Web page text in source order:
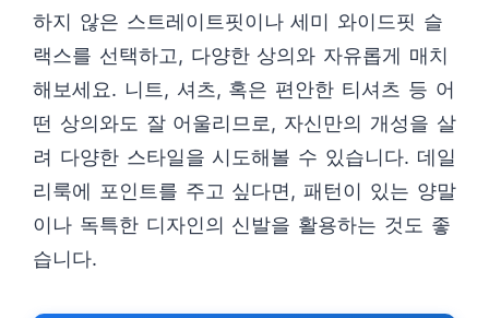
하지 않은 스트레이트핏이나 세미 와이드핏 슬
랙스를 선택하고, 다양한 상의와 자유롭게 매치
해보세요. 니트, 셔츠, 혹은 편안한 티셔츠 등 어
떤 상의와도 잘 어울리므로, 자신만의 개성을 살
려 다양한 스타일을 시도해볼 수 있습니다. 데일
리룩에 포인트를 주고 싶다면, 패턴이 있는 양말
이나 독특한 디자인의 신발을 활용하는 것도 좋
습니다.